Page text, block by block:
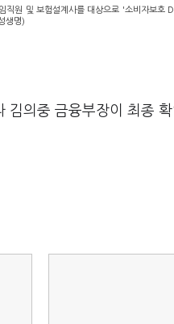
직원 및 보험설계사를 대상으로 '소비자보호
생명)
의중 금융부장이 최종 확